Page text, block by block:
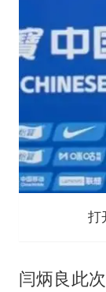
打
闫炳良此